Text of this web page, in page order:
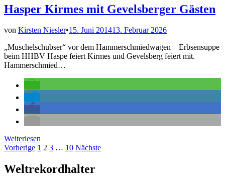
unter
einen
Hasper Kirmes mit Gevelsberger Gästen
von Kirsten Niesler•15. Juni 201413. Februar 2026
„Muschelschubser“ vor dem Hammerschmiedwagen – Erbsensuppe
beim HHBV Haspe feiert Kirmes und Gevelsberg feiert mit.
Hammerschmied…
Hasper
Kirmes
Gevelsberger
Gästen
Weiterlesen
Seitennummerierung
der
Beiträge
Vorherige 1 2 3 … 10 Nächste
Weltrekordhalter